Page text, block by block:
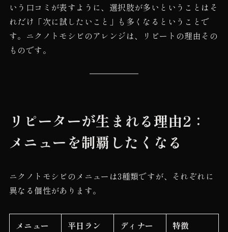
いう口コミが表すように、選択肢が多いということはそ
れだけ「次に試したいこと」も多くなるということで
す。ニクノトモシビのアレンジは、リピートの理由その
ものです。
リピーターが生まれる理由2：
メニューを制覇したくなる
ニクノトモシビのメニューは3種類ですが、それぞれに
異なる個性があります。
メニュー
平日ラン
ディナー
特徴